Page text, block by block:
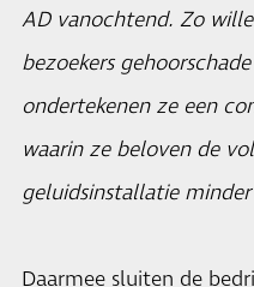
AD vanochtend. Zo
bezoekers
ondertekenen ze een
waarin ze beloven de
geluidsinstallatie
Daarmee sluiten de